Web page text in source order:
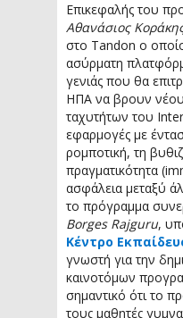
Επικεφαλής του
Αθανάσιος
στο Tandon ο
ασύρματη
γενιάς που θα
ΗΠΑ να βρουν
ταχυτήτων του
εφαρμογές με
ρομποτική, τη
πραγματικότητα
ασφάλεια μεταξύ
το πρόγραμμα
Borges Rajguru,
Κέντρο
γνωστή για την
καινοτόμων
σημαντικό ότι το
τους μαθητές